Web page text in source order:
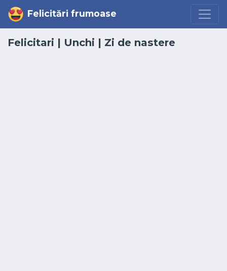
Felicitări frumoase
Felicitari | Unchi | Zi de nastere